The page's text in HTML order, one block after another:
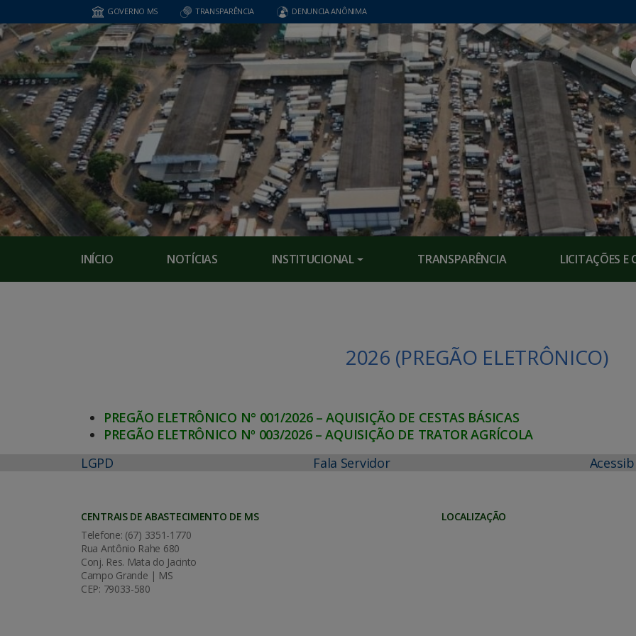
GOVERNO MS TRANSPARÊNCIA DENUNCIA ANÔNIMA
INÍCIO NOTÍCIAS INSTITUCIONAL TRANSPARÊNCIA LICITAÇÕES
2026 (PREGÃO ELETRÔNICO)
PREGÃO ELETRÔNICO N° 001/2026 – AQUISIÇÃO DE CESTAS BÁSICAS
PREGÃO ELETRÔNICO Nº 003/2026 – AQUISIÇÃO DE TRATOR AGRÍCOLA
LGPD
Fala Servidor
CENTRAIS DE ABASTECIMENTO DE MS
Telefone: (67) 3351-1770
Rua Antônio Rahe 680
Conj. Res. Mata do Jacinto
Campo Grande | MS
CEP: 79033-580
LOCALIZAÇÃO